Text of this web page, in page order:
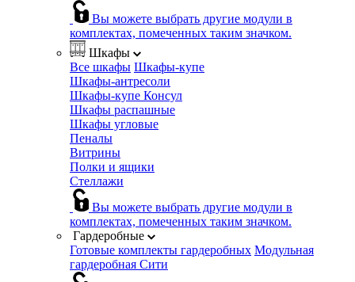
Вы можете выбрать другие модули в
комплектах, помеченных таким значком.
Шкафы
Все шкафы Шкафы-купе
Шкафы-антресоли
Шкафы-купе Консул
Шкафы распашные
Шкафы угловые
Пеналы
Витрины
Полки и ящики
Стеллажи
Вы можете выбрать другие модули в
комплектах, помеченных таким значком.
Гардеробные
Готовые комплекты гардеробных Модульная
гардеробная Сити